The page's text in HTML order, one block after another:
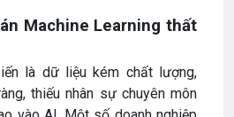
Machine Learning thất
là dữ liệu kém chất lượng,
thiếu nhân sự chuyên môn